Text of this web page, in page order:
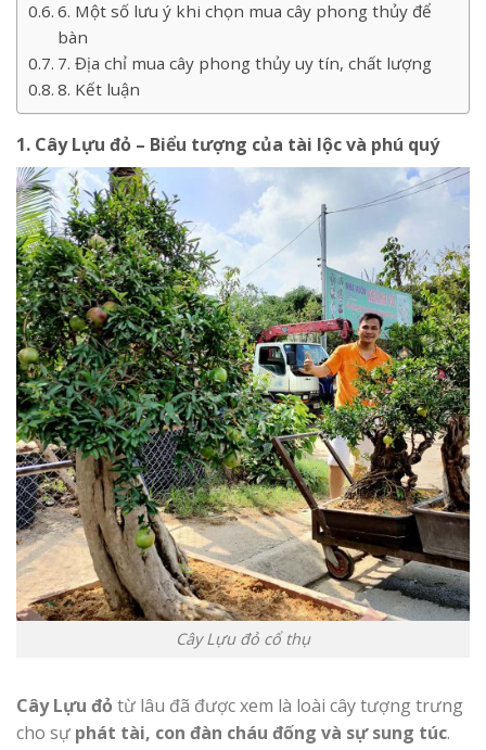
6. Một số lưu ý khi chọn mua cây phong thủy để
bàn
7. Địa chỉ mua cây phong thủy uy tín, chất lượng
8. Kết luận
1. Cây Lựu đỏ – Biểu tượng của tài lộc và phú quý
Cây Lựu đỏ cổ thụ
Cây Lựu đỏ từ lâu đã được xem là loài cây tượng trưng
cho sự phát tài, con đàn cháu đống và sự sung túc.